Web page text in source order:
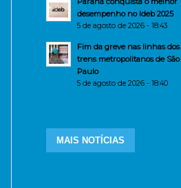
desempenho no Ideb 2025
5 de agosto de 2026 - 18:43
Fim da greve nas linhas dos
trens metropolitanos de São
Paulo
5 de agosto de 2026 - 18:40
MAIS NOTÍCIAS